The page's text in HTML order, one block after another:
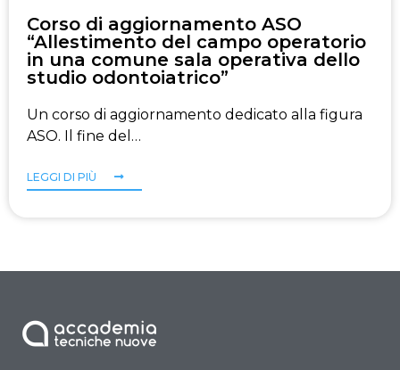
Corso di aggiornamento ASO
“Allestimento del campo operatorio
in una comune sala operativa dello
studio odontoiatrico”
Un corso di aggiornamento dedicato alla figura
ASO. Il fine del…
LEGGI DI PIÙ